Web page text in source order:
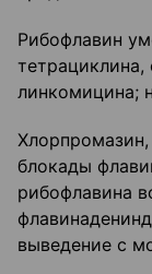
Рибофлавин
линкомицина;
блокады
рибофлавина
выведение с